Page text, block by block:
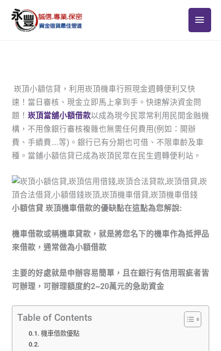
主
崁頂小額信貸，利用崁頂機車行照現金週轉便利又快
速！當日審核、現金立即馬上拿到手。快速解決資金問
題！ 崁頂當舖小額借款以成為現今民眾常利用民間金融機
構，不用像銀行審核複雜也無需任何費用(例如：開辦
費、手續費….等)。銀行已有分期也可借、不限車齡及車
種。當鋪小額信貸已成為崁頂民眾在民生週轉便利站。
小額信貸 崁頂機車借款的優缺點在這點為您解說:
機車借款或稱機車貸款，就是將您名下的機車作為抵押品
來借款，通常做為小額借款
主要的好處就是申辦容易簡單，且在銀行有信用瑕疵者皆
可辦理，可辦理額度約2~20萬元的急助資金
Table of Contents
機車借款優點